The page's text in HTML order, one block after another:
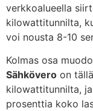
verkkoalueella
kilowattitunnilta,
voi nousta 8-10
Kolmas osa
Sähkövero on
kilowattitunnilta,
prosenttia koko